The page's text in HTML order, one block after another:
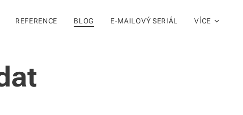
REFERENCE BLOG E-MAILOVÝ SERIÁL VÍCE